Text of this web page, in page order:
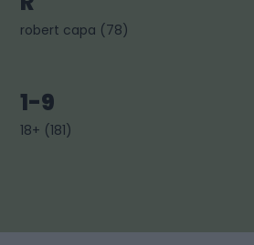
robert capa (78)
1-9
18+ (181)